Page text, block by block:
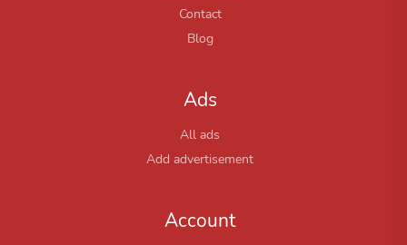
Contact
Blog
Ads
All ads
Add advertisement
Account